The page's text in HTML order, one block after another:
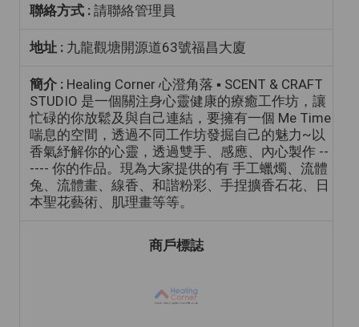
聯絡方式 : 請聯絡管理員
地址 : 九龍觀塘開源道63號福昌大廈
簡介 : Healing Corner 心澄角落 ▪️ SCENT & CRAFT
STUDIO 是一個關注身心靈健康的療癒工作坊，讓
忙碌的你放鬆及與自己連結，要擁有一個 Me Time
喘息的空間，透過不同工作坊發掘自己的魅力~以
香氣紓解你的心靈，透過雙手、感應、內心製作 --
---- 你的作品。現為大家提供的有 手工蠟燭、流體
兔、流體畫、線香、和諧粉彩、手捏擴香石花、日
本聖花藝術、肌理畫等等。
商戶標誌